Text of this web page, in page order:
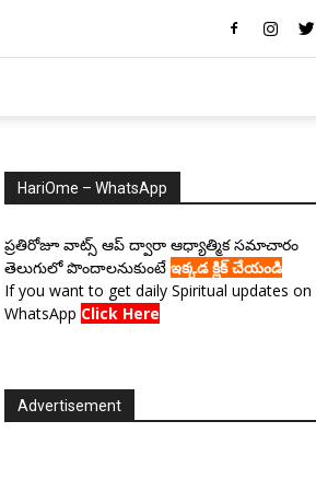
HariOme – WhatsApp
ప్రతిరోజూ వాట్స్ ఆప్ ద్వారా ఆధ్యాత్మిక సమాచారం
తెలుగులో పొందాలనుకుంటే ఇక్కడ క్లిక్ చేయండి
If you want to get daily Spiritual updates on
WhatsApp Click Here
Advertisement